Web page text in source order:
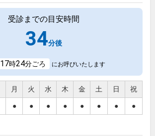
受診までの目安時間
34分後
17時24分ごろ にお呼びいたします
月 火 水 木 金 土 日 祝
● ● ● ● ● ● ● ●